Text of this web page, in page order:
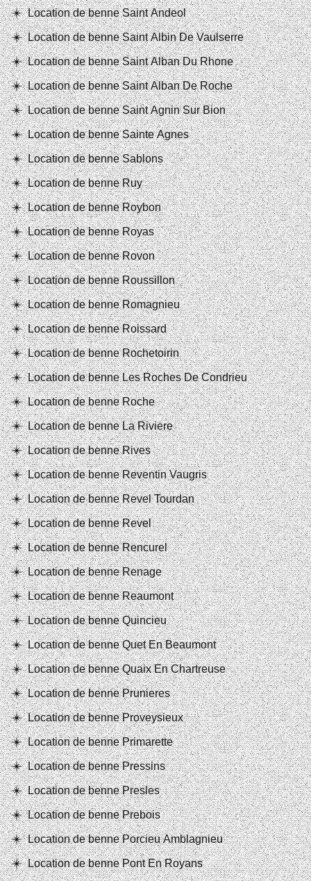
Location de benne Saint Andeol
Location de benne Saint Albin De Vaulserre
Location de benne Saint Alban Du Rhone
Location de benne Saint Alban De Roche
Location de benne Saint Agnin Sur Bion
Location de benne Sainte Agnes
Location de benne Sablons
Location de benne Ruy
Location de benne Roybon
Location de benne Royas
Location de benne Rovon
Location de benne Roussillon
Location de benne Romagnieu
Location de benne Roissard
Location de benne Rochetoirin
Location de benne Les Roches De Condrieu
Location de benne Roche
Location de benne La Riviere
Location de benne Rives
Location de benne Reventin Vaugris
Location de benne Revel Tourdan
Location de benne Revel
Location de benne Rencurel
Location de benne Renage
Location de benne Reaumont
Location de benne Quincieu
Location de benne Quet En Beaumont
Location de benne Quaix En Chartreuse
Location de benne Prunieres
Location de benne Proveysieux
Location de benne Primarette
Location de benne Pressins
Location de benne Presles
Location de benne Prebois
Location de benne Porcieu Amblagnieu
Location de benne Pont En Royans